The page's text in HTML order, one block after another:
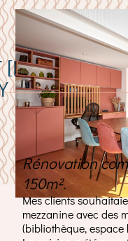
[LE 54] /
Rénovation
150m².
Mes clients
mezzanine avec des
(bibliothèque, espace